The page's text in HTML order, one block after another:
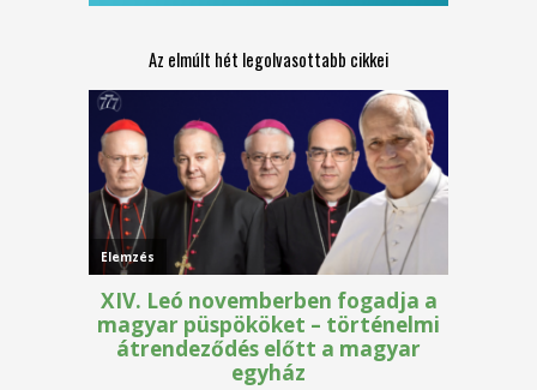
Az elmúlt hét legolvasottabb cikkei